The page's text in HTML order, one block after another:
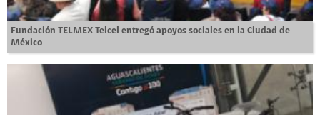
Fundación TELMEX Telcel entregó apoyos sociales en la Ciudad de
México